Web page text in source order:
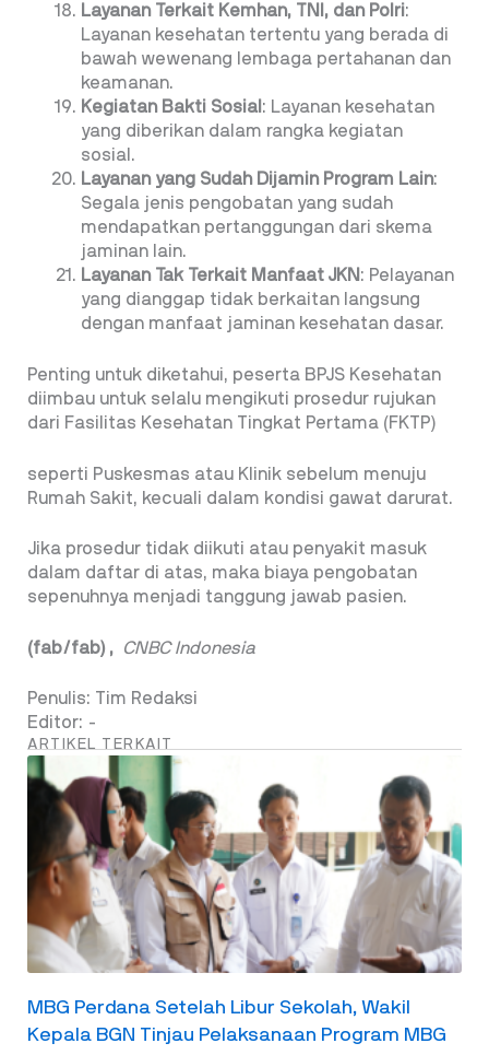
Layanan Terkait Kemhan, TNI, dan Polri:
Layanan kesehatan tertentu yang berada di
bawah wewenang lembaga pertahanan dan
keamanan.
Kegiatan Bakti Sosial : Layanan kesehatan
yang diberikan dalam rangka kegiatan
sosial.
Layanan yang Sudah Dijamin Program Lain:
Segala jenis pengobatan yang sudah
mendapatkan pertanggungan dari skema
jaminan lain.
Layanan Tak Terkait Manfaat JKN : Pelayanan
yang dianggap tidak berkaitan langsung
dengan manfaat jaminan kesehatan dasar.
Penting untuk diketahui, peserta BPJS Kesehatan
diimbau untuk selalu mengikuti prosedur rujukan
dari Fasilitas Kesehatan Tingkat Pertama (FKTP)
seperti Puskesmas atau Klinik sebelum menuju
Rumah Sakit, kecuali dalam kondisi gawat darurat.
Jika prosedur tidak diikuti atau penyakit masuk
dalam daftar di atas, maka biaya pengobatan
sepenuhnya menjadi tanggung jawab pasien.
(fab/fab) , CNBC Indonesia
Penulis: Tim Redaksi
Editor: -
ARTIKEL TERKAIT
MBG Perdana Setelah Libur Sekolah, Wakil
Kepala BGN Tinjau Pelaksanaan Program MBG